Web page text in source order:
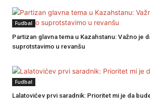
Fudbal
Partizan glavna tema u Kazahstanu: Važno je
suprotstavimo u revanšu
Fudbal
Lalatovićev prvi saradnik: Prioritet mi je da